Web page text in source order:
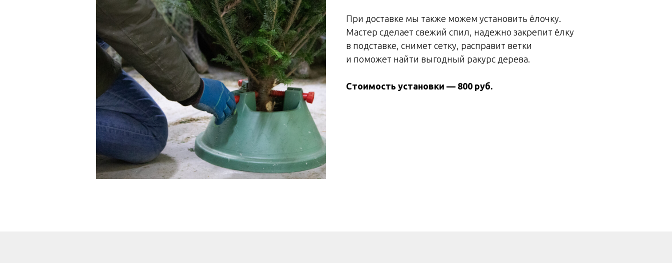
При доставке мы также можем установить ёлочку.
Мастер сделает свежий спил, надежно закрепит ёлку
в подставке, снимет сетку, расправит ветки
и поможет найти выгодный ракурс дерева.
Стоимость установки — 800 руб.